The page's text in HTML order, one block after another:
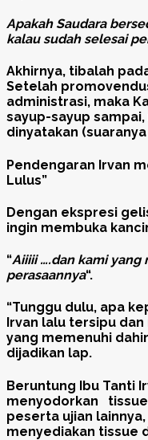
Apakah Saudara
kalau sudah selesai
Akhirnya, tibalah
Setelah
administrasi, maka
sayup-sayup
dinyatakan (suaranya
Pendengaran Irvan
Lulus”
Dengan ekspresi
ingin membuka
“Aiiiii ….dan kami yang
perasaannya“.
“Tunggu dulu, apa
Irvan lalu tersipu
yang memenuhi
dijadikan lap.
Beruntung Ibu Tanti
menyodorkan
peserta ujian
menyediakan tissue